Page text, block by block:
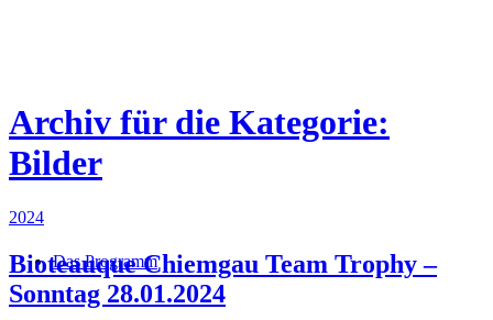
Das Programm
Archiv für die Kategorie:
Bilder
2024
Bioteauque Chiemgau Team Trophy –
Sonntag 28.01.2024